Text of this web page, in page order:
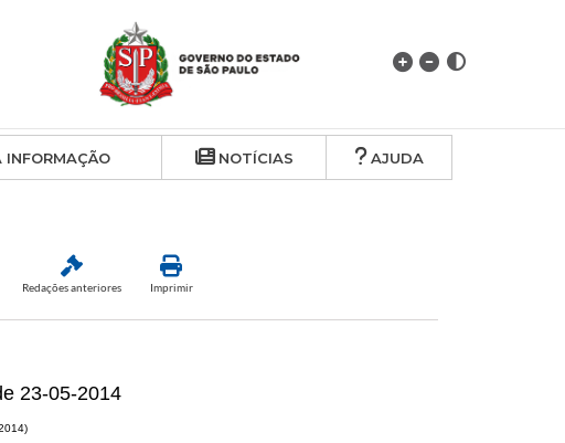
INFORMAÇÃO NOTÍCIAS AJUDA
Redações anteriores Imprimir
23-05-2014